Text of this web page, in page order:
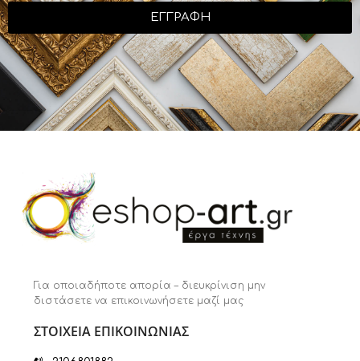
ΕΓΓΡΑΦΗ
Για οποιαδήποτε απορία – διευκρίνιση μην
διστάσετε να επικοινωνήσετε μαζί μας
ΣΤΟΙΧΕΙΑ ΕΠΙΚΟΙΝΩΝΙΑΣ